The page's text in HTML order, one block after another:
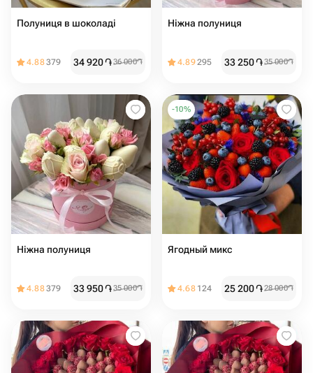
Полуниця в шоколаді
4.88379 34 920֏36 000֏
Ніжна полуниця
4.89295 33 250֏35 000֏
Ніжна полуниця
4.88379 33 950֏35 000֏
-10%
Ягодный микс
4.68 124 25 200֏28 000֏